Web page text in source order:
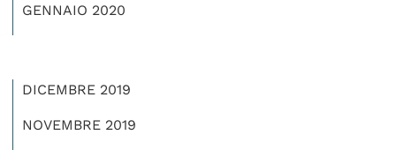
GENNAIO 2020
DICEMBRE 2019
NOVEMBRE 2019